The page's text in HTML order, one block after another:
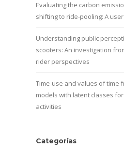
Evaluating the carbon
shifting to ride-pooling: A
Understanding public
scooters: An investigation
rider perspectives
Time-use and values of time
models with latent classes
activities
Categorías